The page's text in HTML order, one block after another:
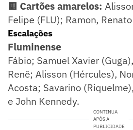
🟨 Cartões amarelos:
Felipe (FLU); Ramon,
Escalações
Fluminense
Fábio; Samuel Xavier
Renê; Alisson (Hércules),
Acosta; Savarino
e John Kennedy.
CONTINUA
APÓS A
PUBLICIDADE